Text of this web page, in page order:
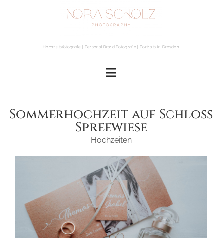
Hochzeitsfotografie | Personal Brand Fotografie | Portraits in Dresden
Sommerhochzeit auf Schloss
Spreewiese
Hochzeiten